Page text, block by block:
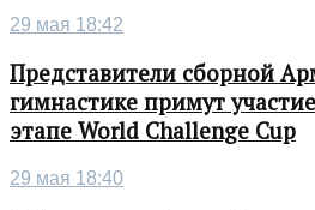
29 мая 18:42
Представители сборной
гимнастике примут
этапе World Challenge Cup
29 мая 18:40